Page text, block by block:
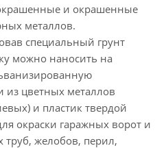
и окрашенные
металлов.
специальный грунт
можно наносить на
из цветных металлов
и пластик твердой
окраски гаражных ворот и
труб, желобов, перил,